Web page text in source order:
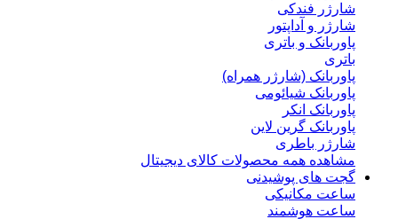
شارژر فندکی
شارژر و آداپتور
پاوربانک و باتری
باتری
پاوربانک (شارژر همراه)
پاوربانک شیائومی
پاوربانک انکر
پاوربانک گرین لاین
شارژر باطری
مشاهده همه محصولات کالای دیجیتال
گجت های پوشیدنی
ساعت مکانیکی
ساعت هوشمند